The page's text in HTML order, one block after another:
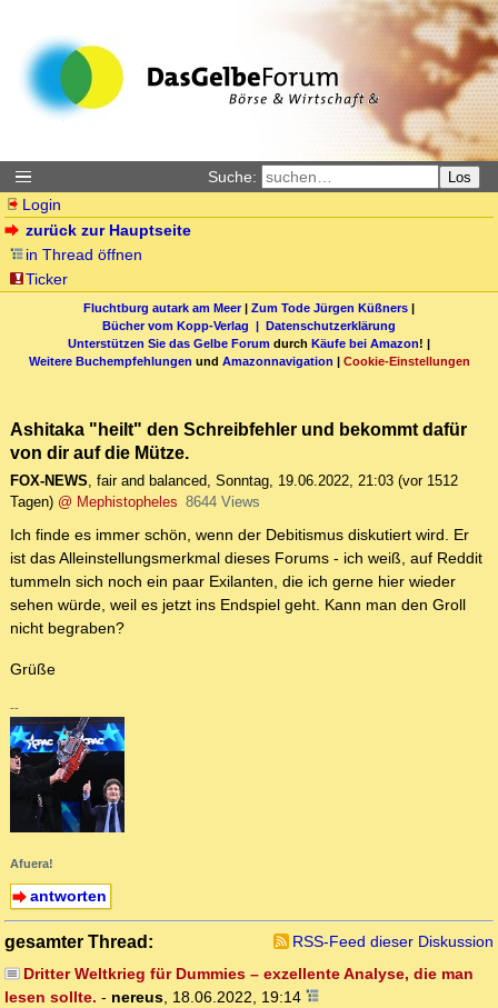
Suche: Los
Login
zurück zur Hauptseite
in Thread öffnen
Ticker
Fluchtburg autark am Meer| Zum Tode Jürgen Küßners |
Bücher vom Kopp-Verlag | Datenschutzerklärung
Unterstützen Sie das Gelbe Forum durch Käufe bei Amazon! |
Weitere Buchempfehlungen und Amazonnavigation | Cookie-Einstellungen
Ashitaka "heilt" den Schreibfehler und bekommt dafür
von dir auf die Mütze.
FOX-NEWS, fair and balanced, Sonntag, 19.06.2022, 21:03 (vor 1512
Tagen) @ Mephistopheles 8644 Views
Ich finde es immer schön, wenn der Debitismus diskutiert wird. Er
ist das Alleinstellungsmerkmal dieses Forums - ich weiß, auf Reddit
tummeln sich noch ein paar Exilanten, die ich gerne hier wieder
sehen würde, weil es jetzt ins Endspiel geht. Kann man den Groll
nicht begraben?
Grüße
--
Afuera!
antworten
gesamter Thread:
RSS-Feed dieser Diskussion
Dritter Weltkrieg für Dummies – exzellente Analyse, die man
lesen sollte. - nereus 18.06.2022, 19:14